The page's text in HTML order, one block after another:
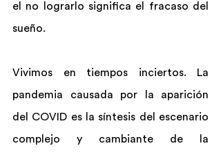
el no lograrlo significa el fracaso del
sueño.
Vivimos en tiempos inciertos. La
pandemia causada por la aparición
del COVID es la síntesis del escenario
complejo y cambiante de la